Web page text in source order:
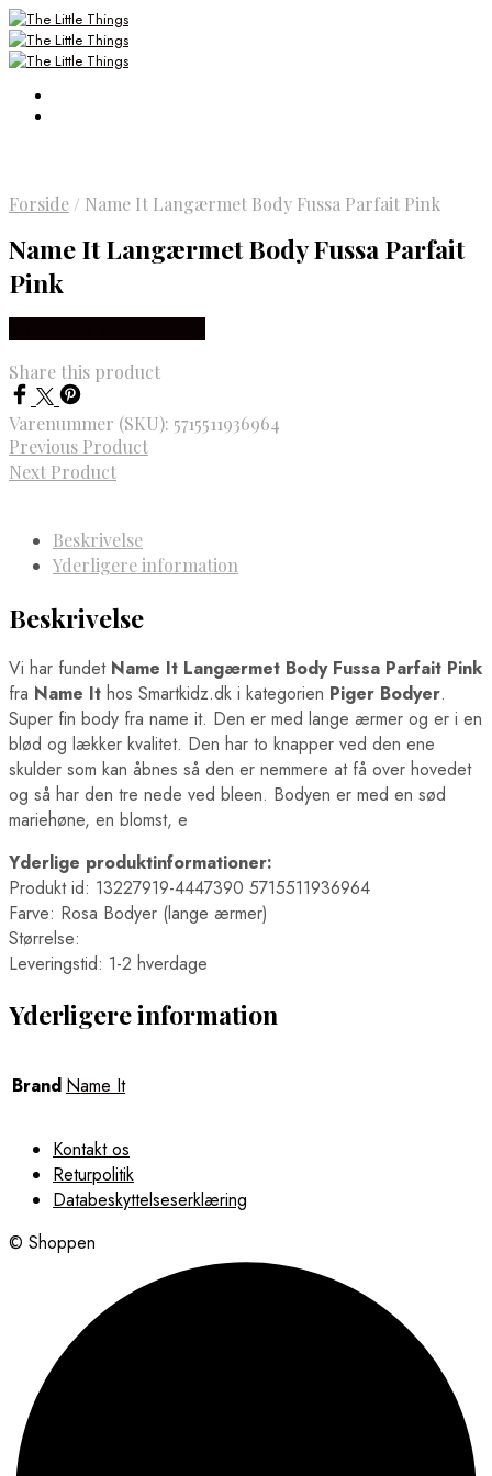
Forside / Name It Langærmet Body Fussa Parfait Pink
Name It Langærmet Body Fussa Parfait
Pink
Share this product
Varenummer (SKU): 5715511936964
Previous Product
Next Product
Beskrivelse
Yderligere information
Beskrivelse
Vi har fundet Name It Langærmet Body Fussa Parfait Pink
fra Name It hos Smartkidz.dk i kategorien Piger Bodyer.
Super fin body fra name it. Den er med lange ærmer og er i en
blød og lækker kvalitet. Den har to knapper ved den ene
skulder som kan åbnes så den er nemmere at få over hovedet
og så har den tre nede ved bleen. Bodyen er med en sød
mariehøne, en blomst, e
Yderlige produktinformationer:
Produkt id: 13227919-4447390 5715511936964
Farve: Rosa Bodyer (lange ærmer)
Størrelse:
Leveringstid: 1-2 hverdage
Yderligere information
Brand Name It
Kontakt os
Returpolitik
Databeskyttelseserklæring
© Shoppen